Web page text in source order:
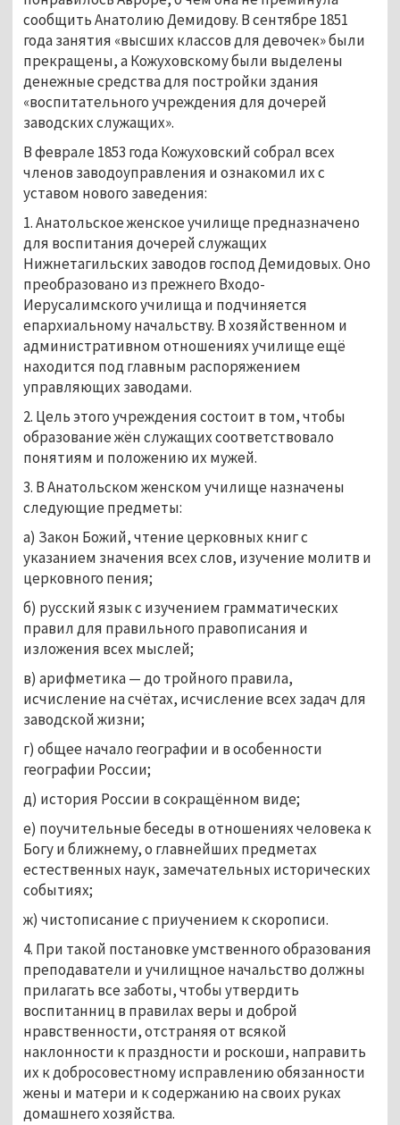
сообщить Анатолию Демидову. В сентябре 1851
года занятия «высших классов для девочек» были
прекращены, а Кожуховскому были выделены
денежные средства для постройки здания
«воспитательного учреждения для дочерей
заводских служащих».
В феврале 1853 года Кожуховский собрал всех
членов заводоуправления и ознакомил их с
уставом нового заведения:
1. Анатольское женское училище предназначено
для воспитания дочерей служащих
Нижнетагильских заводов господ Демидовых. Оно
преобразовано из прежнего Входо-
Иерусалимского училища и подчиняется
епархиальному начальству. В хозяйственном и
административном отношениях училище ещё
находится под главным распоряжением
управляющих заводами.
2. Цель этого учреждения состоит в том, чтобы
образование жён служащих соответствовало
понятиям и положению их мужей.
3. В Анатольском женском училище назначены
следующие предметы:
а) Закон Божий, чтение церковных книг с
указанием значения всех слов, изучение молитв и
церковного пения;
б) русский язык с изучением грамматических
правил для правильного правописания и
изложения всех мыслей;
в) арифметика — до тройного правила,
исчисление на счётах, исчисление всех задач для
заводской жизни;
г) общее начало географии и в особенности
географии России;
д) история России в сокращённом виде;
е) поучительные беседы в отношениях человека к
Богу и ближнему, о главнейших предметах
естественных наук, замечательных исторических
событиях;
ж) чистописание с приучением к скорописи.
4. При такой постановке умственного образования
преподаватели и училищное начальство должны
прилагать все заботы, чтобы утвердить
воспитанниц в правилах веры и доброй
нравственности, отстраняя от всякой
наклонности к праздности и роскоши, направить
их к добросовестному исправлению обязанности
жены и матери и к содержанию на своих руках
домашнего хозяйства.